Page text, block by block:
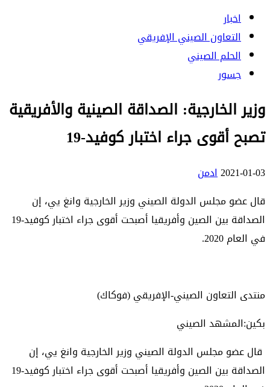
اخبار
التعاون الصيني الإفريقي
الحلم الصيني
جسور
وزير الخارجية: الصداقة الصينية والأفريقية
تصبح أقوى جراء اختبار كوفيد-19
2021-01-03ادمن
قال عضو مجلس الدولة الصيني وزير الخارجية وانغ يي، إن
الصداقة بين الصين وأفريقيا أصبحت أقوى جراء اختبار كوفيد-19
في العام 2020.
منتدى التعاون الصيني-الإفريقي (فوكاك)
بكين:المشهد الصيني
قال عضو مجلس الدولة الصيني وزير الخارجية وانغ يي، إن
الصداقة بين الصين وأفريقيا أصبحت أقوى جراء اختبار كوفيد-19